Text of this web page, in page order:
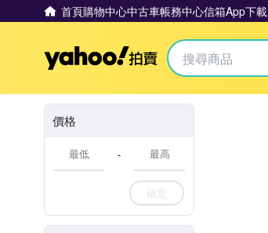
首頁購物中心中古車帳務中心信箱App下載
Yahoo拍賣
價格
-
確定